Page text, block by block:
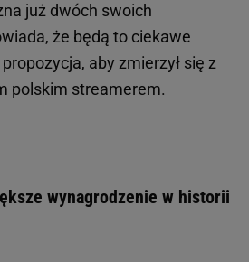
już dwóch swoich
że będą to ciekawe
aby zmierzył się z
polskim streamerem.
wynagrodzenie w historii